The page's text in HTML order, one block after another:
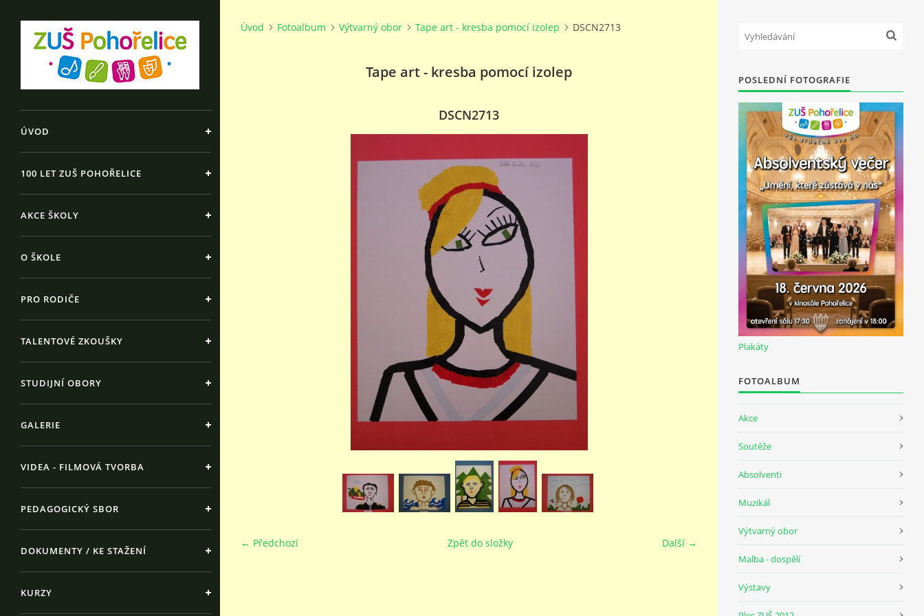
ÚVOD
100 LET ZUŠ POHOŘELICE
AKCE ŠKOLY
O ŠKOLE
PRO RODIČE
TALENTOVÉ ZKOUŠKY
STUDIJNÍ OBORY
GALERIE
VIDEA - FILMOVÁ TVORBA
PEDAGOGICKÝ SBOR
DOKUMENTY / KE STAŽENÍ
KURZY
Úvod Fotoalbum Výtvarný obor Tape art - kresba pomocí izolep DSCN2713
Tape art - kresba pomocí izolep
DSCN2713
← Předchozí Další →
Zpět do složky
POSLEDNÍ FOTOGRAFIE
Plakáty
FOTOALBUM
Akce
Soutěže
Absolventi
Muzikál
Výtvarný obor
Malba - dospělí
Výstavy